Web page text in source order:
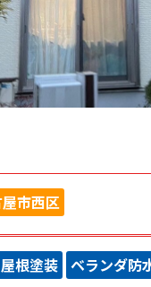
市西区
屋根塗装 ベランダ防